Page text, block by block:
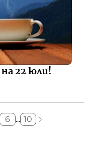
22 юли!
6 ... 10